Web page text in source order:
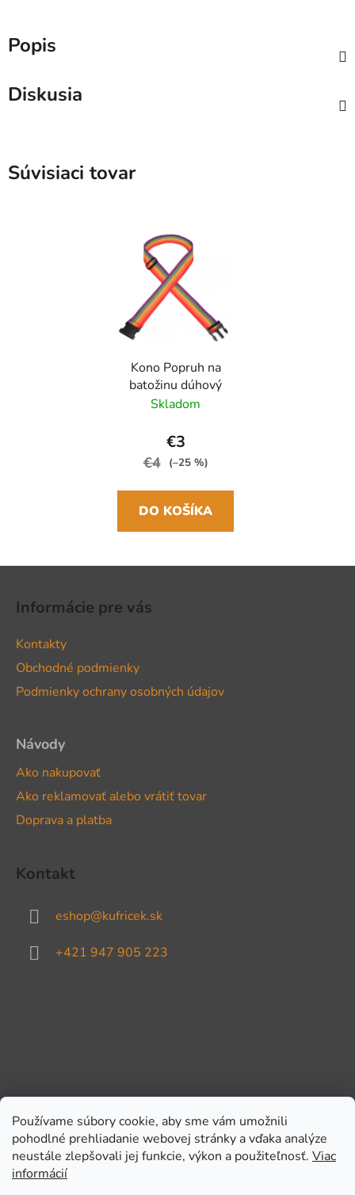
Používame súbory cookie, aby sme vám umožnili
pohodlné prehliadanie webovej stránky a vďaka analýze
neustále zlepšovali jej funkcie, výkon a použiteľnosť. Viac
informácií
Popis
Diskusia
Súvisiaci tovar
Kono Popruh na
batožinu dúhový
Skladom
€3
€4 (–25 %)
DO KOŠÍKA
Informácie pre vás
Kontakty
Obchodné podmienky
Podmienky ochrany osobných údajov
Návody
Ako nakupovať
Ako reklamovať alebo vrátiť tovar
Doprava a platba
Kontakt
eshop@kufricek.sk
+421 947 905 223
Prijímame online platby